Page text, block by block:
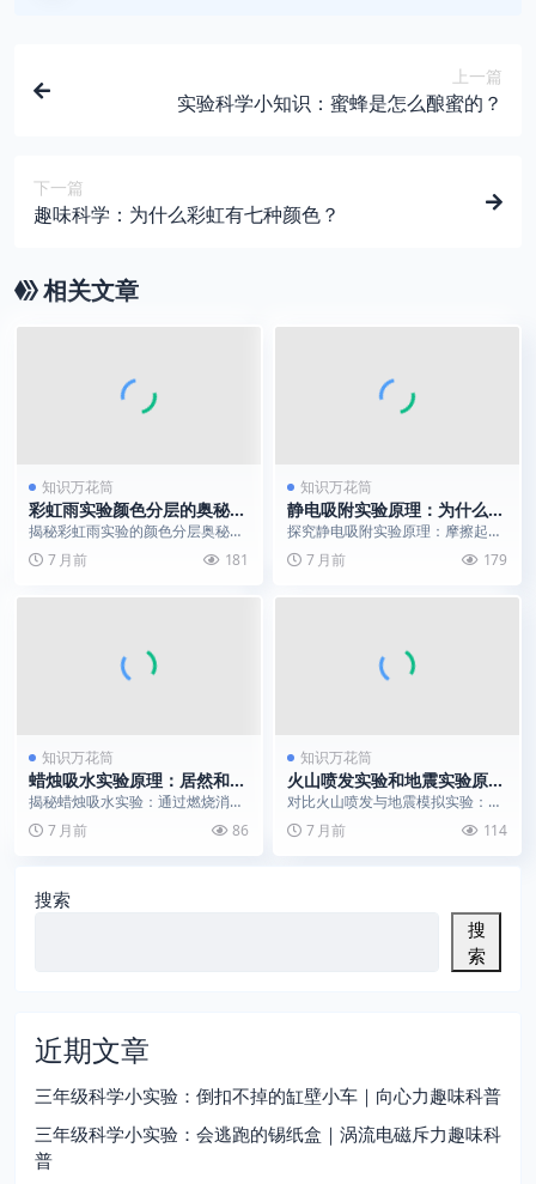
上一篇
实验科学小知识：蜜蜂是怎么酿蜜的？
下一篇
趣味科学：为什么彩虹有七种颜色？
相关文章
知识万花筒
彩虹雨实验颜色分层的奥秘？
实验科学原理大揭秘
揭秘彩虹雨实验的颜色分层奥秘：
利用油水不溶和色素溶解性，创造
美丽的科学现象。
7 月前 181
知识万花筒
静电吸附实验原理：为什么尺
子能吸起纸屑？
探究静电吸附实验原理：摩擦起电
与静电感应如何让尺子拥有“魔
力”，一堂有趣的实验科...
7 月前 179
知识万花筒
蜡烛吸水实验原理：居然和大
气压力有关！
揭秘蜡烛吸水实验：通过燃烧消耗
氧气导致气压变化，展示大气压力
的神奇作用。
7 月前 86
知识万花筒
火山喷发实验和地震实验原理
有什么不同？
对比火山喷发与地震模拟实验：从
化学反应与机械波动的不同角度，
理解地球内部能量的释...
7 月前 114
搜索
搜
索
近期文章
三年级科学小实验：倒扣不掉的缸壁小车｜向心力趣味科普
三年级科学小实验：会逃跑的锡纸盒｜涡流电磁斥力趣味科
普